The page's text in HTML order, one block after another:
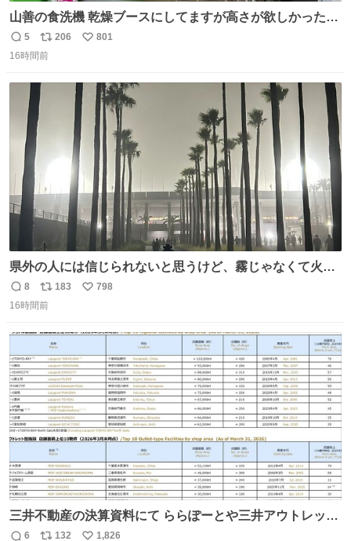
山善の食洗機 乾燥ブースにしてますが高さが欲しかったの
でコレクションケースを置くだけのツルセコ改造 扉が手前
に開き天井の温度もしっかり上がるのでかなり使いやすく
返
信
5
リ
ポ
ト
206
い
数
801
16時間前
県外の人には信じられないと思うけど、霧じゃなくて火山
灰です🌋 #桜島
返
信
8
リ
ポ
ト
数
183
い
798
16時間前
三井不動産の決算資料にて ららぽーとや三井アウトレット
パークの店舗別売上高（2025年度）が一部判明
6 132 1,826